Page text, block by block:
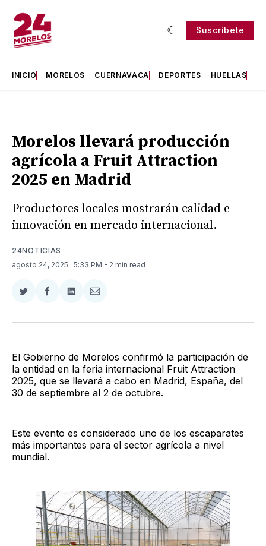
Suscríbete
INICIO MORELOS CUERNAVACA DEPORTES HUELLAS
Morelos llevará producción
agrícola a Fruit Attraction
2025 en Madrid
Productores locales mostrarán calidad e
innovación en mercado internacional.
24NOTICIAS
agosto 24, 2025 . 5:33 PM - 2 min read
Compartir
Twitter
Compartir
Facebook
Compartir
LinkedIn
Compartir
Email
El Gobierno de Morelos confirmó la participación de
la entidad en la feria internacional Fruit Attraction
2025, que se llevará a cabo en Madrid, España, del
30 de septiembre al 2 de octubre.
Este evento es considerado uno de los escaparates
más importantes para el sector agrícola a nivel
mundial.